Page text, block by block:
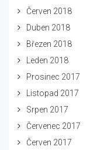
Červen 2018
Duben 2018
Březen 2018
Leden 2018
Prosinec 2017
Listopad 2017
Srpen 2017
Červenec 2017
Červen 2017